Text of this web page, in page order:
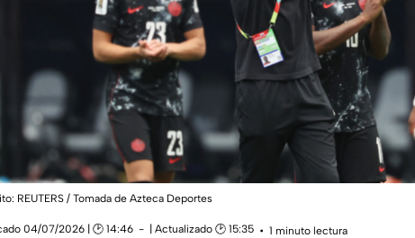
REUTERS / Tomada de Azteca Deportes
04/07/2026 | 🕑 14:46 | Actualizado 🕑 15:35
1 minuto lectura